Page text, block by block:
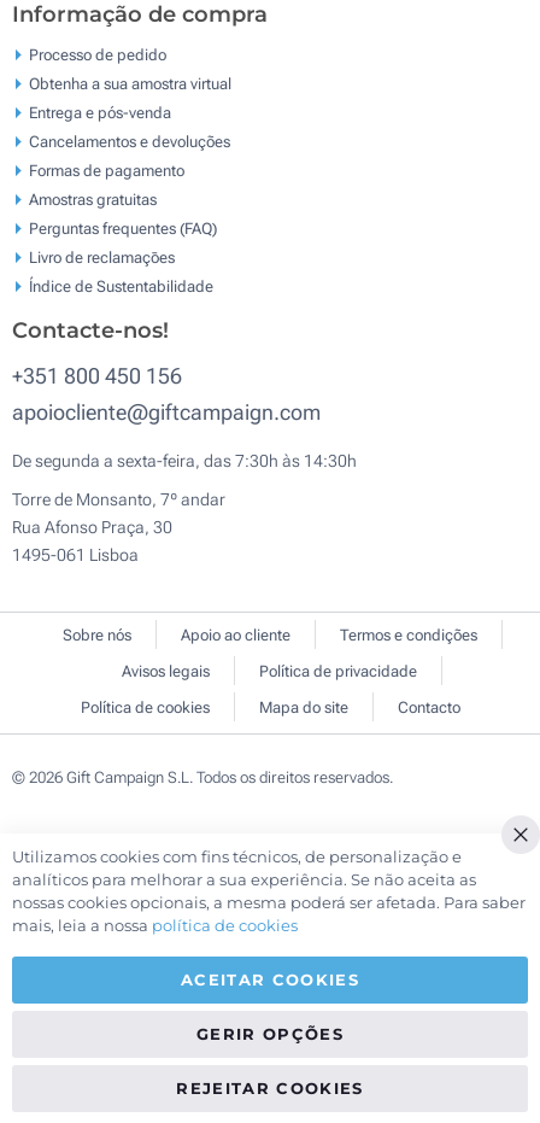
Informação de compra
Processo de pedido
Obtenha a sua amostra virtual
Entrega e pós-venda
Cancelamentos e devoluções
Formas de pagamento
Amostras gratuitas
Perguntas frequentes (FAQ)
Livro de reclamaçōes
Índice de Sustentabilidade
Contacte-nos!
+351 800 450 156
apoiocliente@giftcampaign.com
De segunda a sexta-feira, das 7:30h às 14:30h
Torre de Monsanto, 7º andar
Rua Afonso Praça, 30
1495-061 Lisboa
Sobre nós Apoio ao cliente
Termos e condições
Avisos legais
Política de privacidade
Política de cookies
Mapa do site Contacto
© 2026 Gift Campaign S.L. Todos os direitos reservados.
Utilizamos cookies com fins técnicos, de personalização e
analíticos para melhorar a sua experiência. Se não aceita as
nossas cookies opcionais, a mesma poderá ser afetada. Para saber
mais, leia a nossa política de cookies
ACEITAR COOKIES
GERIR OPÇÕES
REJEITAR COOKIES